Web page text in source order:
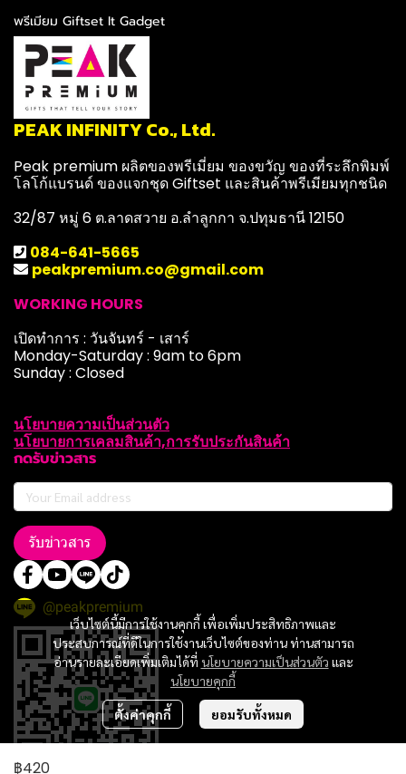
฿420
เว็บไซต์นี้มีการใช้งานคุกกี้ เพื่อเพิ่มประสิทธิภาพและ
ประสบการณ์ที่ดีในการใช้งานเว็บไซต์ของท่าน ท่านสามารถ
อ่านรายละเอียดเพิ่มเติมได้ที่ นโยบายความเป็นส่วนตัว และ
นโยบายคุกกี้
ตั้งค่าคุกกี้ ยอมรับทั้งหมด
พรีเมียม Giftset It Gadget
PEAK INFINITY Co., Ltd.
Peak premium ผลิตของพรีเมี่ยม ของขวัญ ของที่ระลึกพิมพ์
โลโก้แบรนด์ ของแจกชุด Giftset และสินค้าพรีเมียมทุกชนิด
32/87 หมู่ 6 ต.ลาดสวาย อ.ลำลูกกา จ.ปทุมธานี 12150
084-641-5665
peakpremium.co@gmail.com
WORKING HOURS
เปิดทำการ : วันจันทร์ - เสาร์
Monday-Saturday : 9am to 6pm
Sunday : Closed
นโยบายความเป็นส่วนตัว
นโยบายการเคลมสินค้า,การรับประกันสินค้า
กดรับข่าวสาร
รับข่าวสาร
@peakpremium